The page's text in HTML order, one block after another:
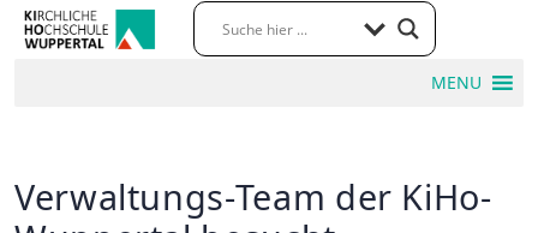
MENU
Verwaltungs-Team der KiHo-